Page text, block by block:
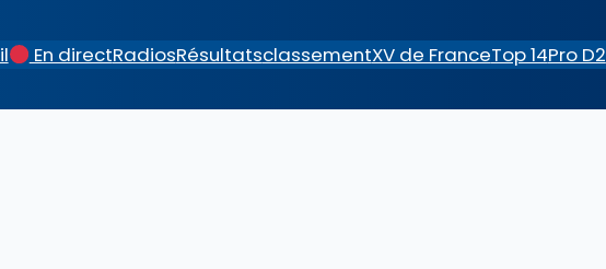
En directRadiosRésultatsclassementXV de FranceTop 14Pro D2